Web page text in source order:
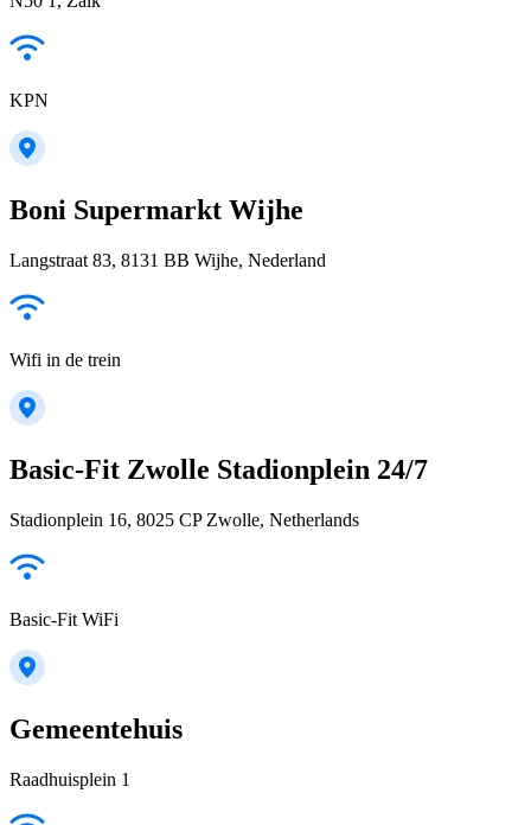
KPN
Boni Supermarkt Wijhe
Langstraat 83, 8131 BB Wijhe, Nederland
Wifi in de trein
Basic-Fit Zwolle Stadionplein 24/7
Stadionplein 16, 8025 CP Zwolle, Netherlands
Basic-Fit WiFi
Gemeentehuis
Raadhuisplein 1